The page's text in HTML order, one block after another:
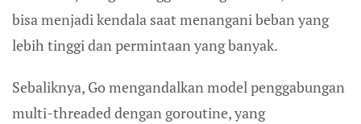
bisa menjadi kendala saat menangani beban yang
lebih tinggi dan permintaan yang banyak.
Sebaliknya, Go mengandalkan model penggabungan
multi-threaded dengan goroutine, yang